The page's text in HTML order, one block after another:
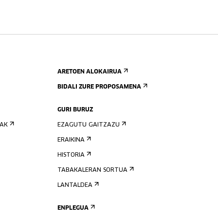
ARETOEN ALOKAIRUA
BIDALI ZURE PROPOSAMENA
GURI BURUZ
EZAGUTU GAITZAZU
ERAIKINA
HISTORIA
TABAKALERAN SORTUA
LANTALDEA
ENPLEGUA